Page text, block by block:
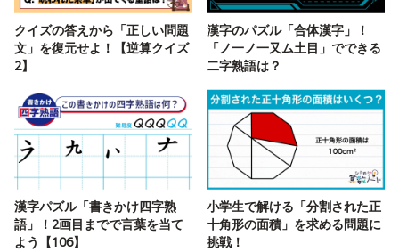
クイズの答えから「正しい問題
文」を復元せよ！【逆算クイズ
2】
漢字のパズル「合体漢字」！
「ノ一ノ一又ム土目」でできる
二字熟語は？
漢字パズル「書きかけ四字熟
語」！2画目までで言葉を当て
よう【106】
小学生で解ける「分割された正
十角形の面積」を求める問題に
挑戦！